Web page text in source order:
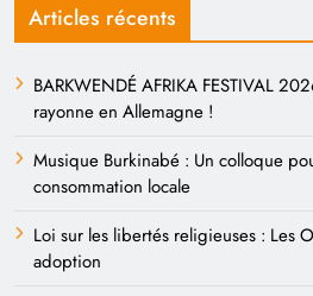
Articles récents
BARKWENDÉ AFRIKA FESTIVAL
rayonne en Allemagne !
Musique Burkinabé : Un colloque
consommation locale
Loi sur les libertés religieuses : Les
adoption